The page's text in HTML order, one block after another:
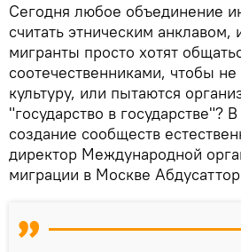
Сегодня любое объединение
считать этническим анклавом,
мигранты просто хотят
соотечественниками, чтобы
культуру, или пытаются
"государство в государстве"?
создание сообществ
директор Международной
миграции в Москве